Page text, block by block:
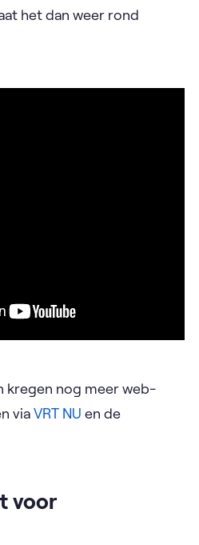
het dan weer rond
kregen nog meer web-
viaVRT NU en de
voor